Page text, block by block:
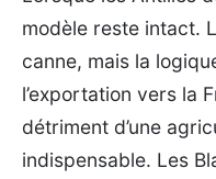
modèle reste intact.
canne, mais la
l’exportation vers la
détriment d’une
indispensable. Les